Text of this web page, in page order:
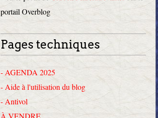
portail Overblog
Pages techniques
- AGENDA 2025
- Aide à l'utilisation du blog
- Antivol
À VENDRE